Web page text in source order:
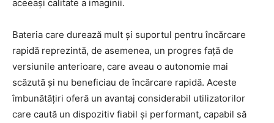
aceeași calitate a imaginii.
Bateria care durează mult și suportul pentru încărcare
rapidă reprezintă, de asemenea, un progres față de
versiunile anterioare, care aveau o autonomie mai
scăzută și nu beneficiau de încărcare rapidă. Aceste
îmbunătățiri oferă un avantaj considerabil utilizatorilor
care caută un dispozitiv fiabil și performant, capabil să